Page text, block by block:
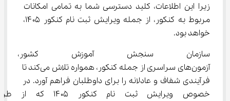
زیرا این اطلاعات، کلید دسترسی شما به تمامی امکانات
مربوط به کنکور، از جمله ویرایش ثبت نام کنکور ۱۴۰۵،
خواهد بود.
سازمان سنجش آموزش کشور،
آزمون‌های سراسری از جمله کنکور، همواره تلاش می‌کند تا
فرآیندی شفاف و عادلانه را برای داوطلبان فراهم آورد. در
خصوص ویرایش ثبت نام